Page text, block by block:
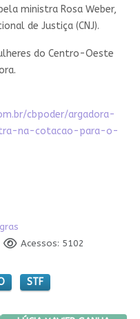
ministra Rosa Weber,
de Justiça (CNJ).
do Centro-Oeste
cbpoder/argadora-
na-cotacao-para-o-
Acessos: 5102
STF